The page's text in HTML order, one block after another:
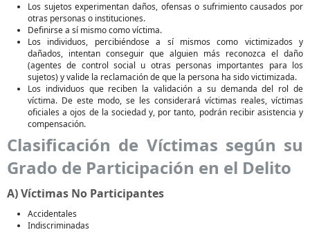
Los sujetos experimentan daños, ofensas o sufrimiento causados por
otras personas o instituciones.
Definirse a sí mismo como víctima.
Los individuos, percibiéndose a sí mismos como victimizados y
dañados, intentan conseguir que alguien más reconozca el daño
(agentes de control social u otras personas importantes para los
sujetos) y valide la reclamación de que la persona ha sido victimizada.
Los individuos que reciben la validación a su demanda del rol de
víctima. De este modo, se les considerará víctimas reales, víctimas
oficiales a ojos de la sociedad y, por tanto, podrán recibir asistencia y
compensación.
Clasificación de Víctimas según su
Grado de Participación en el Delito
A) Víctimas No Participantes
Accidentales
Indiscriminadas